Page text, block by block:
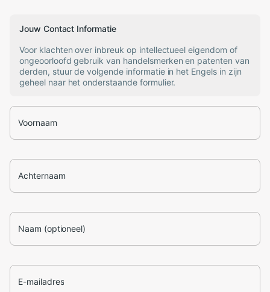
Jouw Contact Informatie
Voor klachten over inbreuk op intellectueel eigendom of
ongeoorloofd gebruik van handelsmerken en patenten van
derden, stuur de volgende informatie in het Engels in zijn
geheel naar het onderstaande formulier.
Voornaam
Achternaam
Naam (optioneel)
E-mailadres